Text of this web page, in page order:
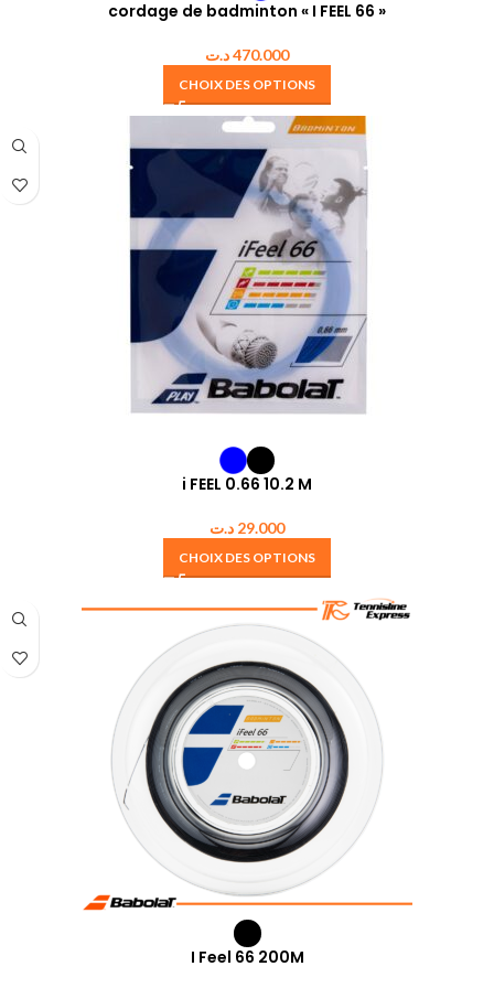
cordage de badminton « I FEEL 66 »
470.000د.ت
CHOIX DES OPTIONS
i FEEL 0.66 10.2 M
29.000 د.ت
CHOIX DES OPTIONS
I Feel 66 200M